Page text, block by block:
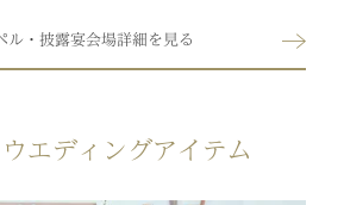
ル・披露宴会場詳細を見る
ウエディングアイテム